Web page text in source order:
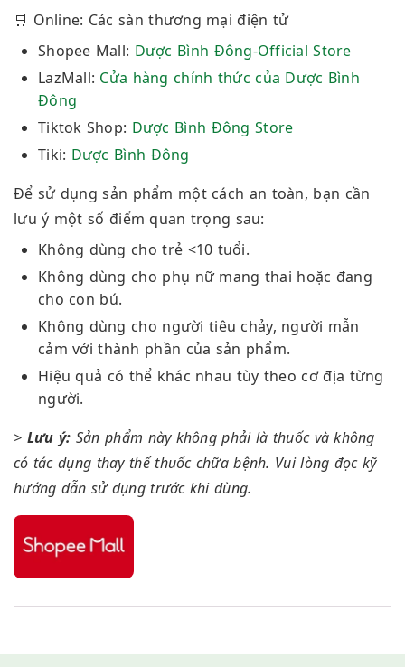
🛒 Online: Các sàn thương mại điện tử
Shopee Mall: Dược Bình Đông-Official Store
LazMall: Cửa hàng chính thức của Dược Bình
Đông
Tiktok Shop: Dược Bình Đông Store
Tiki: Dược Bình Đông
Để sử dụng sản phẩm một cách an toàn, bạn cần
lưu ý một số điểm quan trọng sau:
Không dùng cho trẻ <10 tuổi.
Không dùng cho phụ nữ mang thai hoặc đang
cho con bú.
Không dùng cho người tiêu chảy, người mẫn
cảm với thành phần của sản phẩm.
Hiệu quả có thể khác nhau tùy theo cơ địa từng
người.
> Lưu ý: Sản phẩm này không phải là thuốc và không
có tác dụng thay thế thuốc chữa bệnh. Vui lòng đọc kỹ
hướng dẫn sử dụng trước khi dùng.